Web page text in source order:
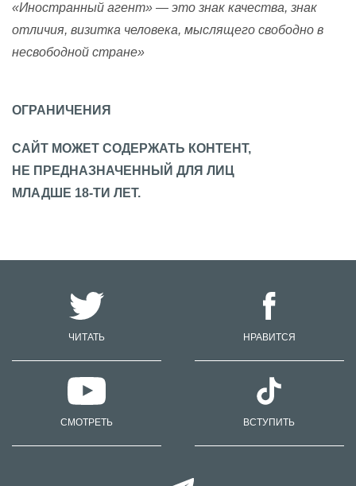
«Иностранный агент» — это знак качества, знак
отличия, визитка человека, мыслящего свободно в
несвободной стране»
ОГРАНИЧЕНИЯ
САЙТ МОЖЕТ СОДЕРЖАТЬ КОНТЕНТ,
НЕ ПРЕДНАЗНАЧЕННЫЙ ДЛЯ ЛИЦ
МЛАДШЕ 18-ТИ ЛЕТ.
ЧИТАТЬ НРАВИТСЯ
СМОТРЕТЬ ВСТУПИТЬ